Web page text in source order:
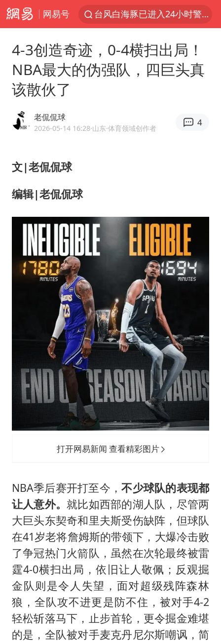
网易号
中医教你一招提升气血
四川宜宾市高县4.9级地震致1人死亡
上海：台风白海豚或将带来龙卷风
美股存储板块集体大跌
“新疆阿勒泰八月能滑雪”不实
国防部：坚决反制任何闹海挑衅图谋
夯实基础开新局
4-3创造奇迹，0-4横扫出局！
NBA最大的伪强队，四巨头真
该散伙了
老侃侃球
2026-05-14 16:28·山东·体育领域创作者
4
文|老侃侃球
编辑|老侃侃球
打开网易新闻 查看精彩图片
NBA季后赛开打至今，不少球队的表现都
让人意外。 就比如西部的湖人队，尽管两
大巨头东契奇和里夫斯受伤缺阵，但球队
在41岁老将詹姆斯的带领下，大爆冷击败
了争冠热门火箭队，虽然在次轮最终被雷
霆4-0横扫出局，依旧让人敬佩；反观掘
金队则是令人失望，面对超级残阵森林
狼，全队攻不进更是防不住，被对手4-2
轻松斩落马下，止步首轮，更令掘金难堪
的是，全队被对手麦克丹尼尔斯嘲讽，简